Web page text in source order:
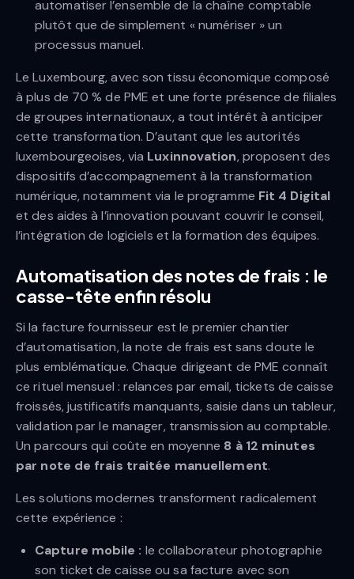
automatiser l’ensemble de la chaîne comptable
plutôt que de simplement « numériser » un
processus manuel.
Le Luxembourg, avec son tissu économique composé
à plus de 70 % de PME et une forte présence de filiales
de groupes internationaux, a tout intérêt à anticiper
cette transformation. D’autant que les autorités
luxembourgeoises, via Luxinnovation, proposent des
dispositifs d’accompagnement à la transformation
numérique, notamment via le programme Fit 4 Digital
et des aides à l’innovation pouvant couvrir le conseil,
l’intégration de logiciels et la formation des équipes.
Automatisation des notes de frais : le
casse-tête enfin résolu
Si la facture fournisseur est le premier chantier
d’automatisation, la note de frais est sans doute le
plus emblématique. Chaque dirigeant de PME connaît
ce rituel mensuel : relances par email, tickets de caisse
froissés, justificatifs manquants, saisie dans un tableur,
validation par le manager, transmission au comptable.
Un parcours qui coûte en moyenne 8 à 12 minutes
par note de frais traitée manuellement.
Les solutions modernes transforment radicalement
cette expérience :
Capture mobile : le collaborateur photographie
son ticket de caisse ou sa facture avec son